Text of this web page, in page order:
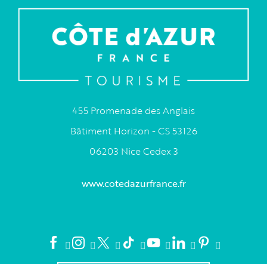
455 Promenade des Anglais
Bâtiment Horizon - CS 53126
06203 Nice Cedex 3
www.cotedazurfrance.fr